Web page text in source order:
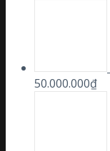
50.000.000₫